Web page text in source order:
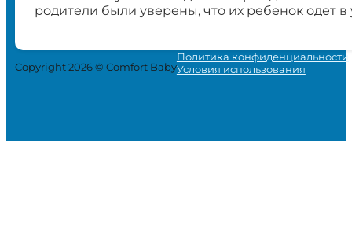
родители были уверены, что их ребенок одет
Copyright 2026 © Comfort Baby
Политика конфиденциальности
Условия использования